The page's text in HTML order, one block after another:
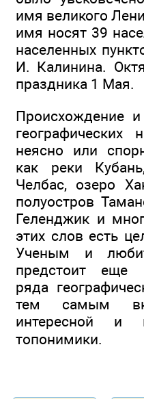
имя великого
имя носят 39
населенных
И. Калинина.
праздника 1 Мая.
Происхождение
географических
неясно или
как реки
Челбас, озеро
полуостров
Геленджик и
этих слов есть
Ученым и
предстоит еще
ряда
тем самым
интересной
топонимики.